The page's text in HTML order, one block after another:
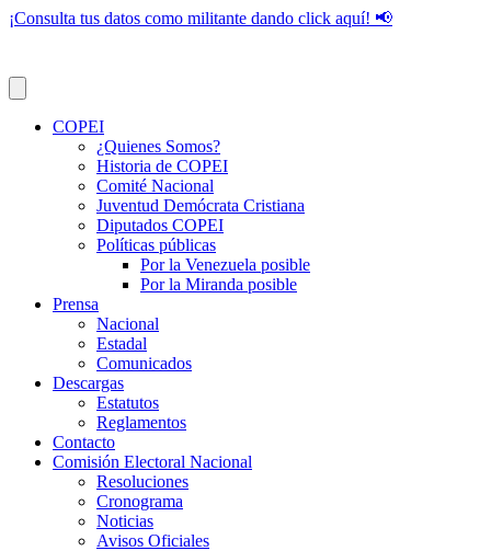
¡Consulta tus datos como militante dando click aquí! 📢
COPEI
¿Quienes Somos?
Historia de COPEI
Comité Nacional
Juventud Demócrata Cristiana
Diputados COPEI
Políticas públicas
Por la Venezuela posible
Por la Miranda posible
Prensa
Nacional
Estadal
Comunicados
Descargas
Estatutos
Reglamentos
Contacto
Comisión Electoral Nacional
Resoluciones
Cronograma
Noticias
Avisos Oficiales